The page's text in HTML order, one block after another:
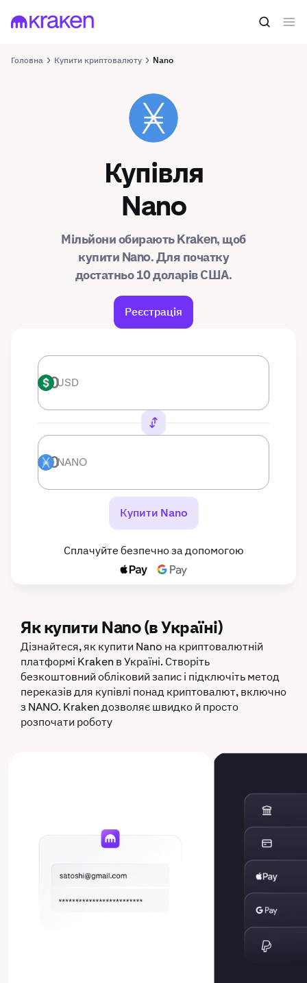
Головна Купити криптовалюту Nano
NANO
Купівля
Nano
Мільйони обирають Kraken, щоб
купити Nano. Для початку
достатньо 10 доларів США.
Реєстрація
USD USD
NANO NANO
Купити Nano
Сплачуйте безпечно за допомогою
Як купити Nano (в Україні)
Дізнайтеся, як купити Nano на криптовалютній
платформі Kraken в Україні. Створіть
безкоштовний обліковий запис і підключіть метод
переказів для купівлі понад криптовалют, включно
з NANO. Kraken дозволяє швидко й просто
розпочати роботу